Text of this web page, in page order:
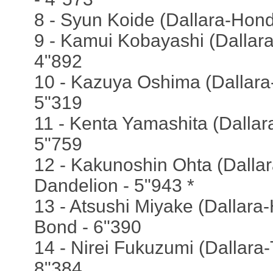
8 - Syun Koide (Dallara-
9 - Kamui Kobayashi
4"892
10 - Kazuya Oshima
5"319
11 - Kenta Yamashita
5"759
12 - Kakunoshin Ohta
Dandelion - 5"943 *
13 - Atsushi Miyake
Bond - 6"390
14 - Nirei Fukuzumi